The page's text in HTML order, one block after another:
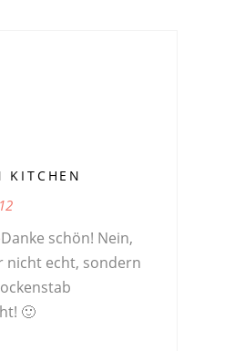
KITCHEN
Danke schön! Nein,
nicht echt, sondern
🙂